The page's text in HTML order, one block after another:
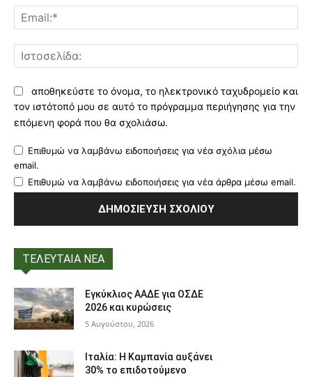
αποθηκεύστε το όνομα, το ηλεκτρονικό ταχυδρομείο και
τον ιστότοπό μου σε αυτό το πρόγραμμα περιήγησης για την
επόμενη φορά που θα σχολιάσω.
Επιθυμώ να λαμβάνω ειδοποιήσεις για νέα σχόλια μέσω
email.
Επιθυμώ να λαμβάνω ειδοποιήσεις για νέα άρθρα μέσω email.
ΤΕΛΕΥΤΑΙΑ ΝΕΑ
Εγκύκλιος ΑΑΔΕ για ΟΣΔΕ
2026 και κυρώσεις
5 Αυγούστου, 2026
Ιταλία: Η Καμπανία αυξάνει
30% το επιδοτούμενο